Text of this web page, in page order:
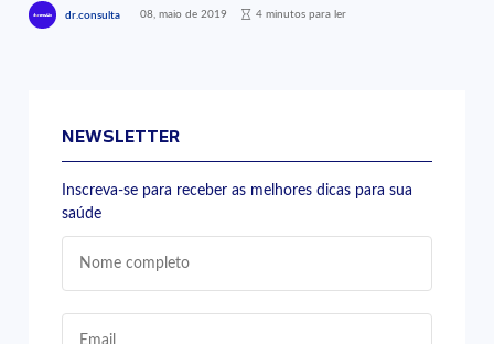
dr.consulta 08, maio de 2019 4 minutos para ler
NEWSLETTER
Inscreva-se para receber as melhores dicas para sua
saúde